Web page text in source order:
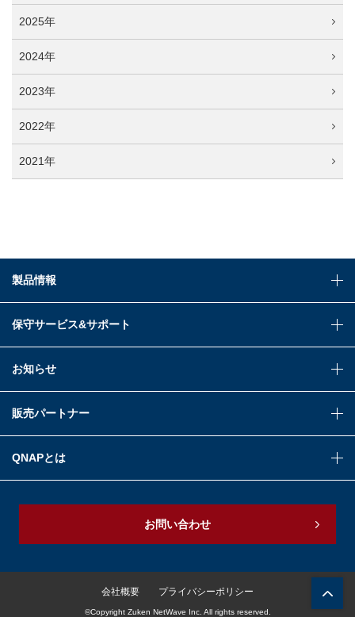
2025年
2024年
2023年
2022年
2021年
製品情報
保守サービス&サポート
お知らせ
販売パートナー
QNAPとは
お問い合わせ
会社概要 プライバシーポリシー
©Copyright Zuken NetWave Inc. All rights reserved.